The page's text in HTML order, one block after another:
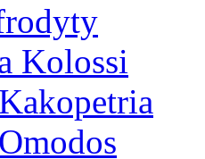
Kolossi